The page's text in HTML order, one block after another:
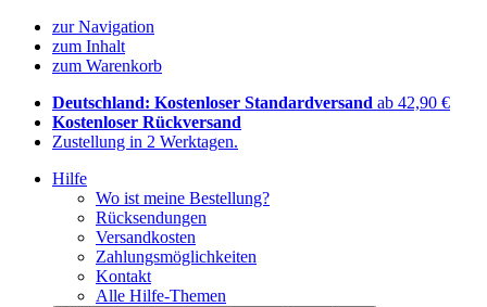
zur Navigation
zum Inhalt
zum Warenkorb
Deutschland: Kostenloser Standardversand ab 42,90 €
Kostenloser Rückversand
Zustellung in 2 Werktagen.
Hilfe
Wo ist meine Bestellung?
Rücksendungen
Versandkosten
Zahlungsmöglichkeiten
Kontakt
Alle Hilfe-Themen